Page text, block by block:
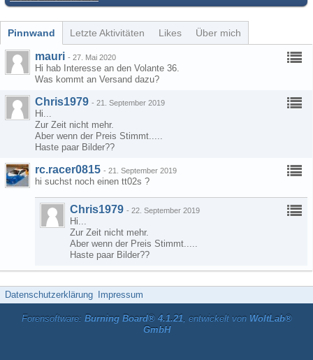
Pinnwand Letzte Aktivitäten Likes Über mich
mauri - 27. Mai 2020
Hi hab Interesse an den Volante 36.
Was kommt an Versand dazu?
Chris1979 - 21. September 2019
Hi...
Zur Zeit nicht mehr.
Aber wenn der Preis Stimmt.....
Haste paar Bilder??
rc.racer0815 - 21. September 2019
hi suchst noch einen tt02s ?
Chris1979 - 22. September 2019
Hi...
Zur Zeit nicht mehr.
Aber wenn der Preis Stimmt.....
Haste paar Bilder??
Datenschutzerklärung Impressum
Forensoftware: Burning Board® 4.1.21, entwickelt von WoltLab®
GmbH